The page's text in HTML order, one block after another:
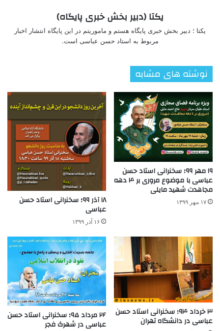
یکتا (دبیر بخش خبری پایگاه)
یکتا ؛ دبیر بخش خبری پایگاه هستم و ماموریتم در این پایگاه انتشار اخبار
مربوط به استاد حسن عباسی است.
نوشته های مشابه
۱۹ مهر ۹۹؛ سخنرانی استاد حسن
عباسی با موضوع مروری بر ۴ دهه
مجاهدت شهید مایلی
۱۷ مهر ۱۳۹۹ ۱۸ آذر ۹۹؛ سخنرانی استاد حسن
عباسی
۱۶ آذر ۱۳۹۹
۳ خرداد ۹۴؛ سخنرانی استاد حسن
عباسی در دانشگاه تهران ۲۶ مرداد ۹۵؛ سخنرانی استاد حسن
عباسی در شهرک فجر